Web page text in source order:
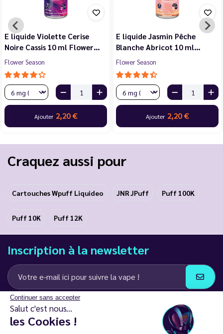
Continuer sans accepter
Salut c'est nous...
les Cookies !
E liquide Violette Cerise
Noire Cassis 10 ml Flower…
Flower Season
Ajouter 2,20 €
E liquide Jasmin Pêche
Blanche Abricot 10 ml…
Flower Season
Ajouter 2,20 €
Craquez aussi pour
Cartouches Wpuff Liquideo JNR JPuff Puff 100K
Puff 10K Puff 12K
Inscription à la newsletter
J’accepte de recevoir des communications e-mail et SMS de la part de
LD Groupe
Restez en contact